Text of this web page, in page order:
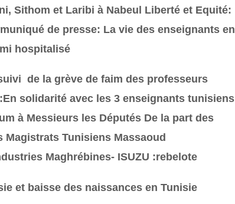
Sithom et Laribi à Nabeul Liberté et Equité:
de presse: La vie des enseignants en
hospitalisé
de la grève de faim des professeurs
solidarité avec les 3 enseignants tunisiens
à Messieurs les Députés De la part des
Magistrats Tunisiens Massaoud
Maghrébines- ISUZU :rebelote
et baisse des naissances en Tunisie